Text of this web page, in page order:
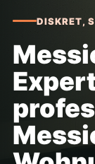
DISKRET,